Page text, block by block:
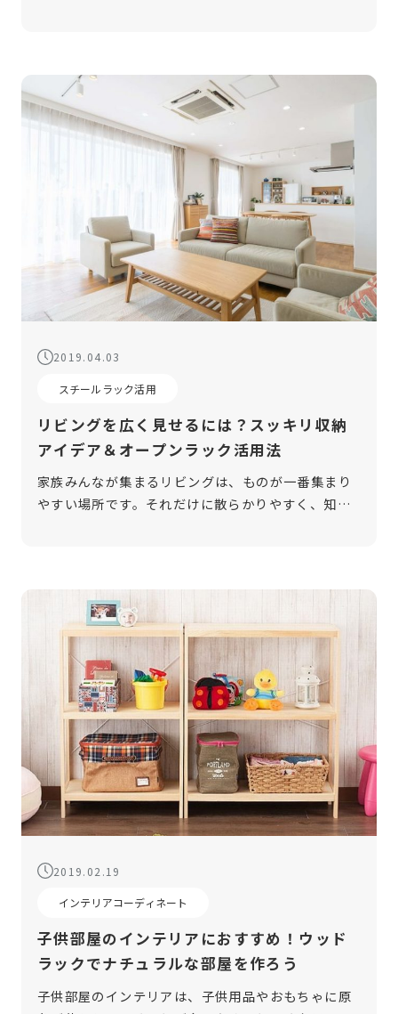
2019.04.03
スチールラック活用
リビングを広く見せるには？スッキリ収納
アイデア＆オープンラック活用法
家族みんなが集まるリビングは、ものが一番集まり
やすい場所です。それだけに散らかりやすく、知ら
2019.02.19
インテリアコーディネート
子供部屋のインテリアにおすすめ！ウッド
ラックでナチュラルな部屋を作ろう
子供部屋のインテリアは、子供用品やおもちゃに原